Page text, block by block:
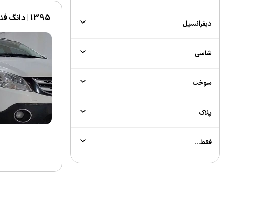
دیفرانسیل
شاسی
سوخت
پلاک
فقط...
1395 | دانگ فنگ H30 کراس